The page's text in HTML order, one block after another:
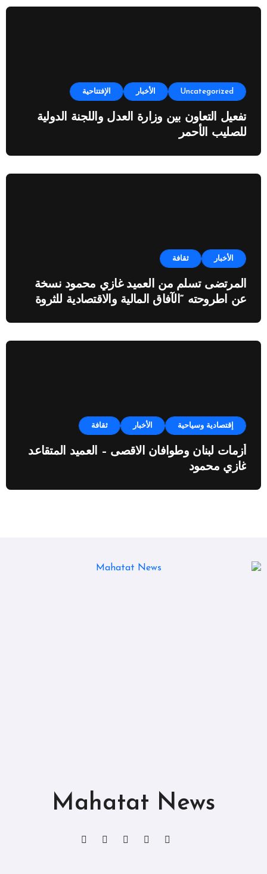
Uncategorized الأخبار الإفتتاحية
تفعيل التعاون بين وزارة العدل واللجنة الدولية
للصليب الأحمر
الأخبار ثقافة
المرتضى تسلم من العميد غازي محمود نسخة
عن اطروحته “الآفاق المالية والاقتصادية للثروة
إقتصادية وسياحية الأخبار ثقافة
أزمات لبنان وطوافان الاقصى – العميد المتقاعد
غازي محمود
Mahatat News